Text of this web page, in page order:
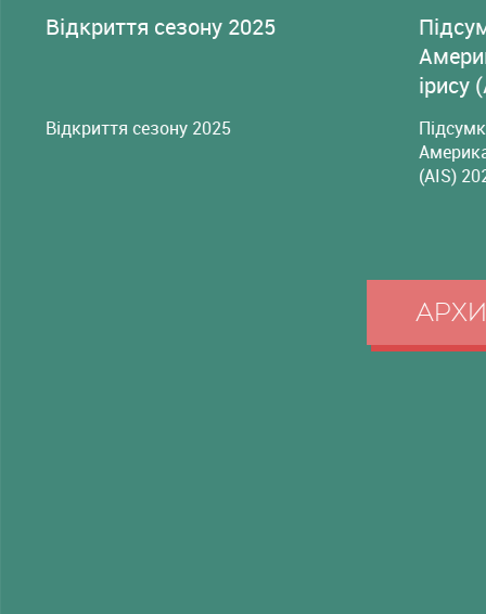
Відкриття сезону 2025
Відкриття сезону 2025
ірису
(AIS)